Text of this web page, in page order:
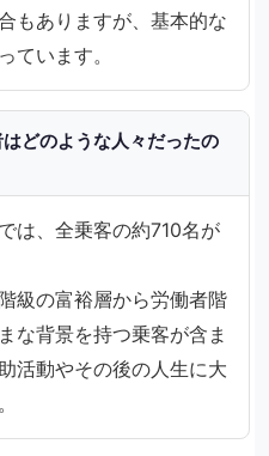
もありますが、基本的な
ています。
どのような人々だったの
は、全乗客の約710名が
級の富裕層から労働者階
な背景を持つ乗客が含ま
活動やその後の人生に大